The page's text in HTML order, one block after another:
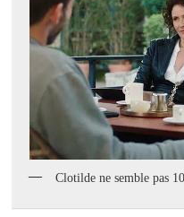
Clotilde ne semble pas